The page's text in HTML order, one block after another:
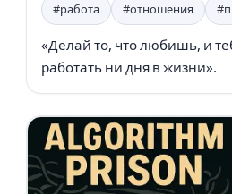
#работа
#отношения
«Делай то, что любишь, и
работать ни дня в жизни».